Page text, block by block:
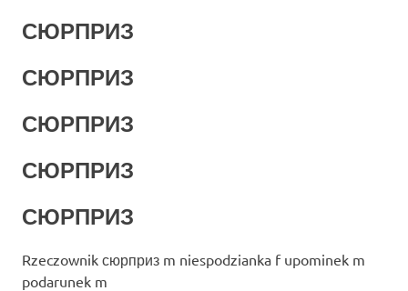
СЮРПРИЗ
СЮРПРИЗ
СЮРПРИЗ
СЮРПРИЗ
СЮРПРИЗ
Rzeczownik сюрприз m niespodzianka f upominek m
podarunek m